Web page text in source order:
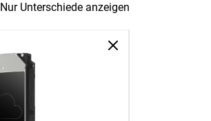
Nur Unterschiede anzeigen